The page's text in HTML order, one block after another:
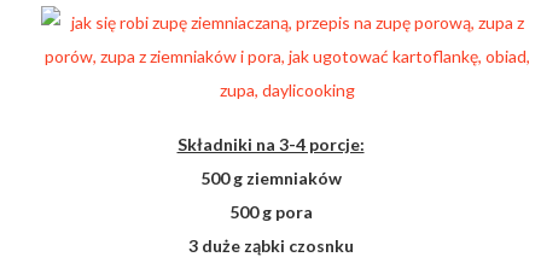
Składniki na 3-4 porcje:
500 g ziemniaków
500 g pora
3 duże ząbki czosnku